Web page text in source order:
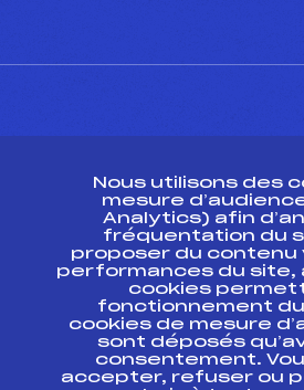
Ressources
Pass’Neige
Projet sportif fédéral
Projet de performance
Antidopage
Pôle Développement,
Nous utilisons des
mesure
Analytics) afin
fréquentation du
proposer du contenu
performances du site,
cookies
fonctionnement
cookies de mesure
sont déposés
consentement.
accepter, refuser ou